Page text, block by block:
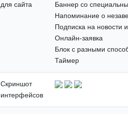
для сайта
Баннер со
Напоминание о
Подписка на новости
Онлайн-заявка
Блок с разными
Таймер
Скриншот
интерфейсов